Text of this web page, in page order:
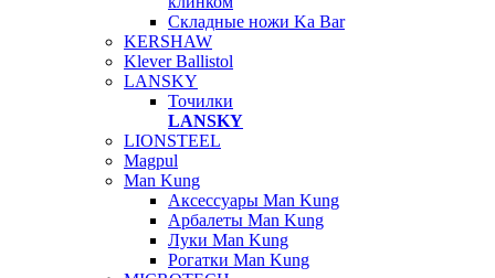
Складные ножи Ka Bar
KERSHAW
Klever Ballistol
LANSKY
Точилки
LANSKY
LIONSTEEL
Magpul
Man Kung
Аксессуары Man Kung
Арбалеты Man Kung
Луки Man Kung
Рогатки Man Kung